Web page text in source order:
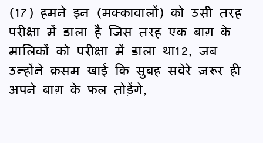
(17) हमने इन (मक्कावालों) को उसी तरह
परीक्षा में डाला है जिस तरह एक बाग़ के
मालिकों को परीक्षा में डाला था12, जब
उन्होंने क़सम खाई कि सुबह सवेरे ज़रूर ही
अपने बाग़ के फल तोड़ेंगे,